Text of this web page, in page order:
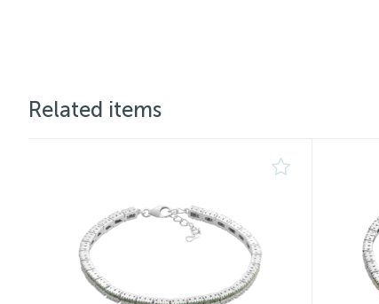
Related items